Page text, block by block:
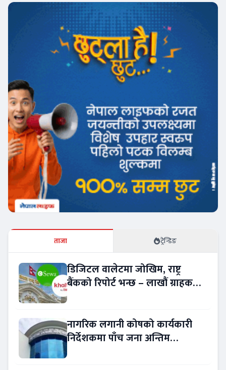
ताजा ट्रेन्डिङ
डिजिटल वालेटमा जोखिम, राष्ट्र
बैंकको रिपोर्ट भन्छ – लाखौं ग्राहकको
नागरिक लगानी कोषको कार्यकारी
निर्देशकमा पाँच जना अन्तिम